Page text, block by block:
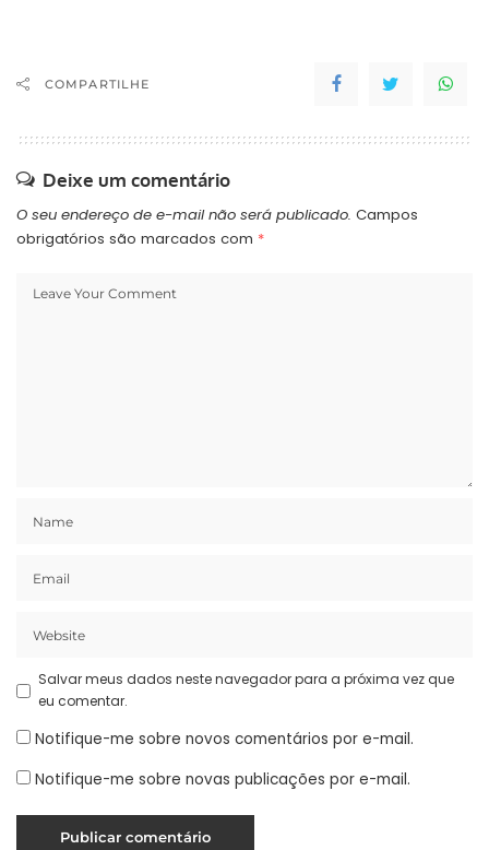
COMPARTILHE
Deixe um comentário
O seu endereço de e-mail não será publicado. Campos
obrigatórios são marcados com *
Salvar meus dados neste navegador para a próxima vez que
eu comentar.
Notifique-me sobre novos comentários por e-mail.
Notifique-me sobre novas publicações por e-mail.